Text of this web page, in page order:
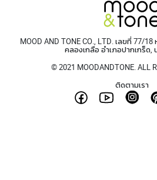
MOOD AND TONE CO., LTD. เลขที่ 77/
คลองเกลือ อำเภอปากเกร็ด,
© 2021 MOODANDTONE. ALL
ติดตามเรา